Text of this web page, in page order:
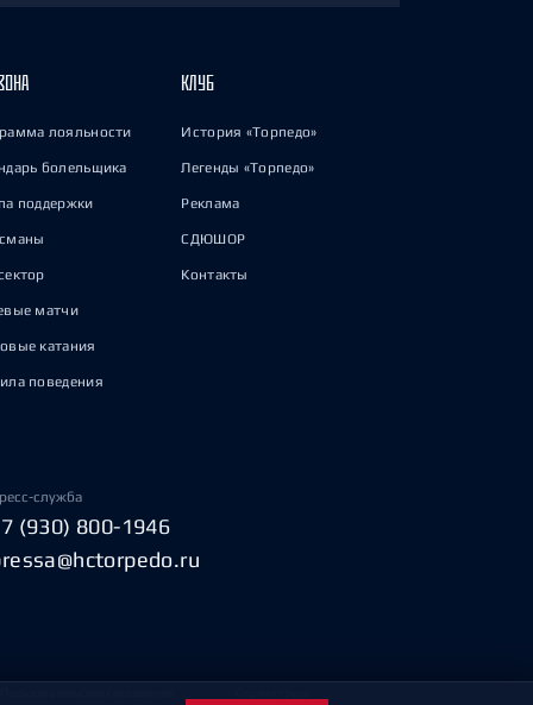
лояльности
болельщика
поддержки
матчи
катания
поведения
КЛУБ
История «Торпедо»
Легенды «Торпедо»
Реклама
СДЮШОР
Контакты
служба
(930) 800-1946